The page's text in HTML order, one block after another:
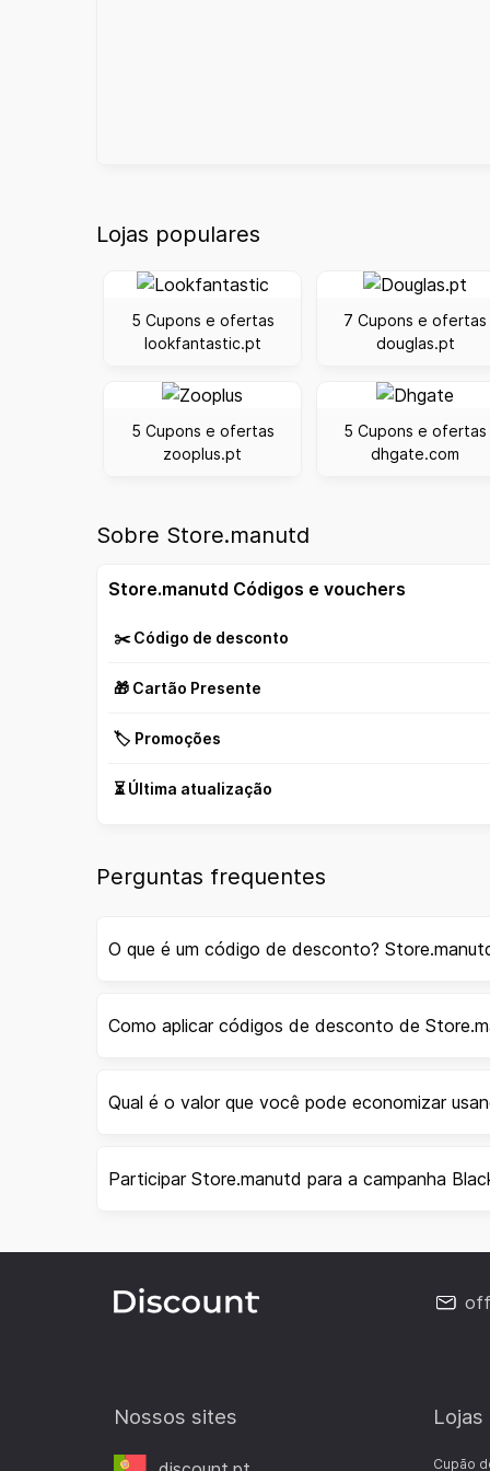
Lojas populares
5 Cupons e ofertas
lookfantastic.pt
7 Cupons e ofertas
douglas.pt
5 Cupons e ofertas
zooplus.pt
5 Cupons e ofertas
dhgate.com
Sobre Store.manutd
Store.manutd Códigos e vouchers
✂️ Código de desconto
🎁 Cartão Presente
🏷️ Promoções
⏳ Última atualização
Perguntas frequentes
O que é um código de desconto?
Como aplicar códigos de desconto de
Qual é o valor que você pode economizar
Participar Store.manutd para a campanha
Nossos sites
Cupão